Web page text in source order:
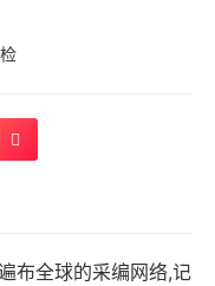
布全球的采编网络,记